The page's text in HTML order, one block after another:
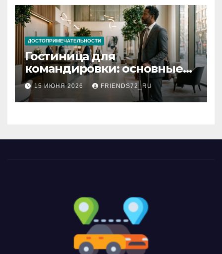
ДОСТОПРИМЕЧАТЕЛЬНОСТИ
Гостиница для
командировки: основные
критерии выбора
15 ИЮНЯ 2026 FRIENDS72_RU